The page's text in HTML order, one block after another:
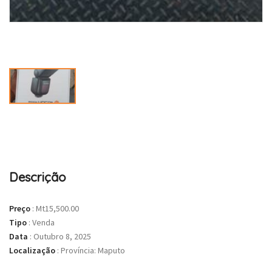
Descrição
Preço : Mt15,500.00
Tipo : Venda
Data : Outubro 8, 2025
Localização : Província: Maputo